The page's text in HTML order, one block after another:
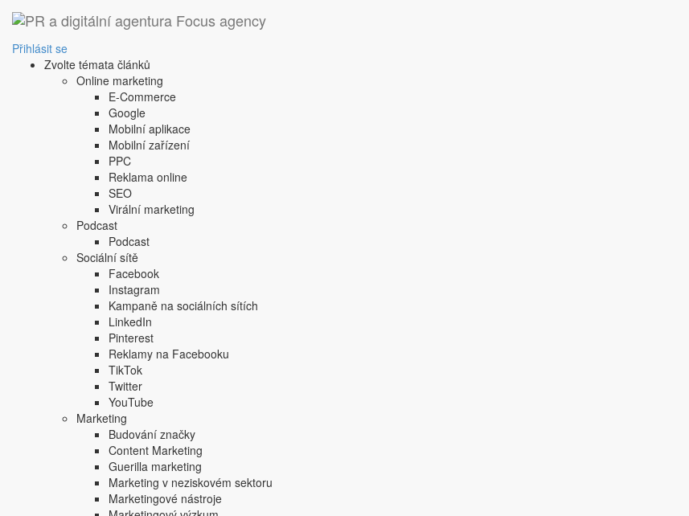
Přihlásit se
Zvolte témata článků
Online marketing
E-Commerce
Google
Mobilní aplikace
Mobilní zařízení
PPC
Reklama online
SEO
Virální marketing
Podcast
Podcast
Sociální sítě
Facebook
Instagram
Kampaně na sociálních sítích
LinkedIn
Pinterest
Reklamy na Facebooku
TikTok
Twitter
YouTube
Marketing
Budování značky
Content Marketing
Guerilla marketing
Marketing v neziskovém sektoru
Marketingové nástroje